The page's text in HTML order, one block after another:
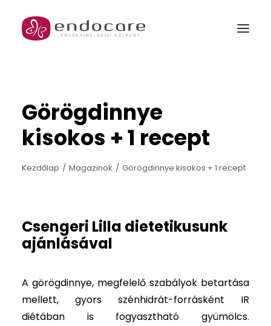
GARANTÁLT GYERMEK PROGRAM
Árak
Galéria
Magazin
Aktuális
Görögdinnye
kisokos + 1 recept
Kezdőlap Magazinok Görögdinnye kisokos + 1 recept
Csengeri Lilla dietetikusunk
ajánlásával
A görögdinnye, megfelelő szabályok betartása
mellett, gyors szénhidrát-forrásként IR
diétában is fogyasztható gyümölcs.